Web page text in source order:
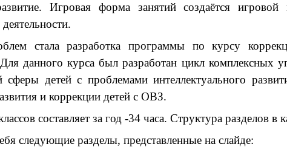
Игровая форма занятий создаётся
стала разработка программы по курсу
данного курса был разработан цикл комплексных
сферы детей с проблемами интеллектуального
и коррекции детей с ОВЗ.
составляет за год -34 часа. Структура разделов
следующие разделы, представленные на слайде: